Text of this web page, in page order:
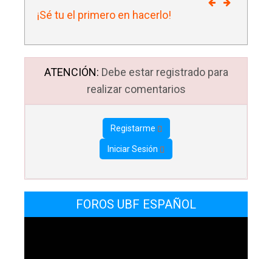
¡Sé tu el primero en hacerlo!
ATENCIÓN: Debe estar registrado para
realizar comentarios
Registarme
Iniciar Sesión
FOROS UBF ESPAÑOL